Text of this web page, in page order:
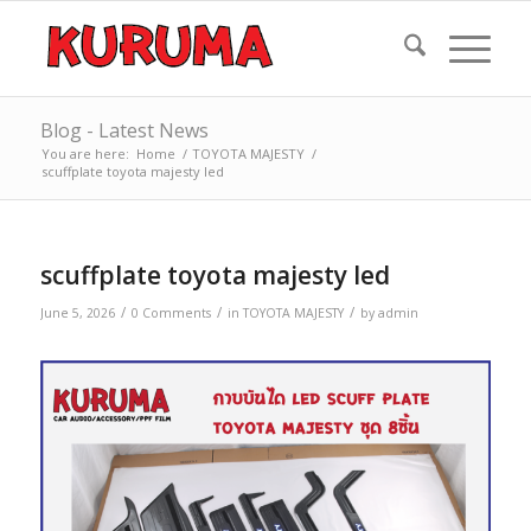
Blog - Latest News
You are here: Home / TOYOTA MAJESTY /
scuffplate toyota majesty led
scuffplate toyota majesty led
June 5, 2026 / 0 Comments / inTOYOTA MAJESTY / by admin